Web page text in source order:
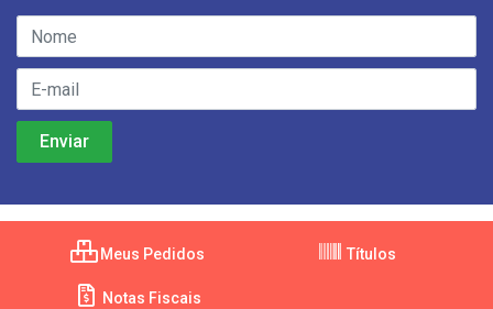
Meus Pedidos Títulos
Notas Fiscais